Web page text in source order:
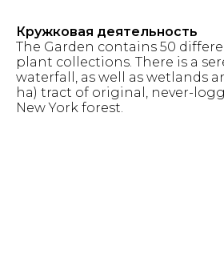
Кружковая деятельность
The Garden contains 50
plant collections. There is a
waterfall, as well as wetlands
ha) tract of original, never-
New York forest.